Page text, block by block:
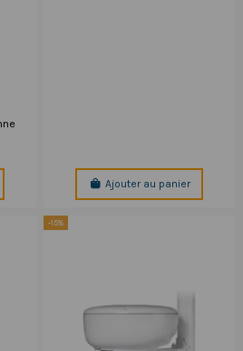
Ajouter au panier
-15%